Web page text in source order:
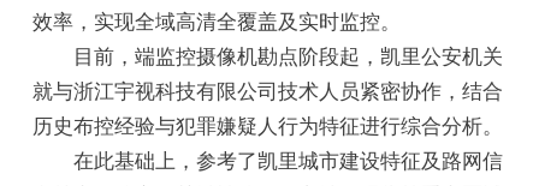
效率，实现全域高清全覆盖及实时监控。
目前，端监控摄像机勘点阶段起，凯里公安机关
就与浙江宇视科技有限公司技术人员紧密协作，结合
历史布控经验与犯罪嫌疑人行为特征进行综合分析。
在此基础上，参考了凯里城市建设特征及路网信